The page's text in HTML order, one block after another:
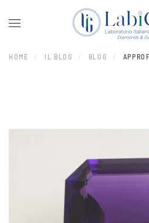
Skip to main content
HOME IL BLOG BLOG